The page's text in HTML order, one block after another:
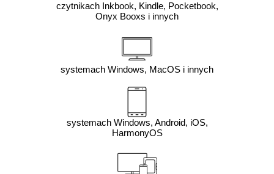
czytnikach Inkbook, Kindle, Pocketbook,
Onyx Booxs i innych
systemach Windows, MacOS i innych
systemach Windows, Android, iOS,
HarmonyOS